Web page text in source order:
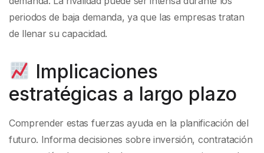
periodos de baja demanda, ya que las empresas tratan
de llenar su capacidad.
Implicaciones
estratégicas a largo plazo
Comprender estas fuerzas ayuda en la planificación del
futuro. Informa decisiones sobre inversión, contratación